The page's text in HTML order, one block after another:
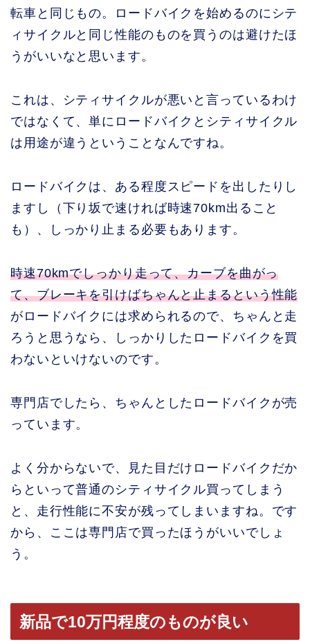
転車と同じもの。ロードバイクを始めるのにシテ
ィサイクルと同じ性能のものを買うのは避けたほ
うがいいなと思います。
これは、シティサイクルが悪いと言っているわけ
ではなくて、単にロードバイクとシティサイクル
は用途が違うということなんですね。
ロードバイクは、ある程度スピードを出したりし
ますし（下り坂で速ければ時速70km出ること
も）、しっかり止まる必要もあります。
時速70kmでしっかり走って、カーブを曲がっ
て、ブレーキを引けばちゃんと止まるという性能
がロードバイクには求められるので、ちゃんと走
ろうと思うなら、しっかりしたロードバイクを買
わないといけないのです。
専門店でしたら、ちゃんとしたロードバイクが売
っています。
よく分からないで、見た目だけロードバイクだか
らといって普通のシティサイクル買ってしまう
と、走行性能に不安が残ってしまいますね。です
から、ここは専門店で買ったほうがいいでしょ
う。
新品で10万円程度のものが良い